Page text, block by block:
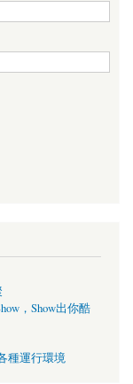
，Show出你酷
種運行環境